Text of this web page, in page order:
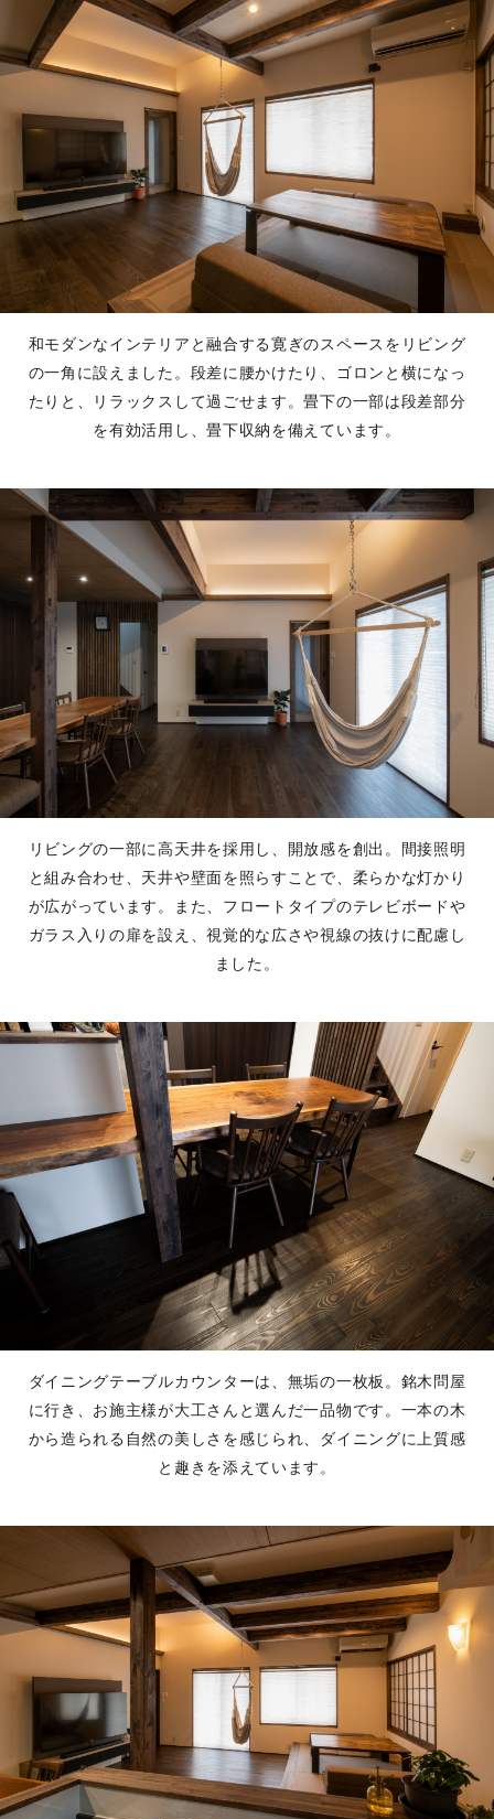
和モダンなインテリアと融合する寛ぎのスペースをリビング
の一角に設えました。段差に腰かけたり、ゴロンと横になっ
たりと、リラックスして過ごせます。畳下の一部は段差部分
を有効活用し、畳下収納を備えています。
リビングの一部に高天井を採用し、開放感を創出。間接照明
と組み合わせ、天井や壁面を照らすことで、柔らかな灯かり
が広がっています。また、フロートタイプのテレビボードや
ガラス入りの扉を設え、視覚的な広さや視線の抜けに配慮し
ました。
ダイニングテーブルカウンターは、無垢の一枚板。銘木問屋
に行き、お施主様が大工さんと選んだ一品物です。一本の木
から造られる自然の美しさを感じられ、ダイニングに上質感
と趣きを添えています。